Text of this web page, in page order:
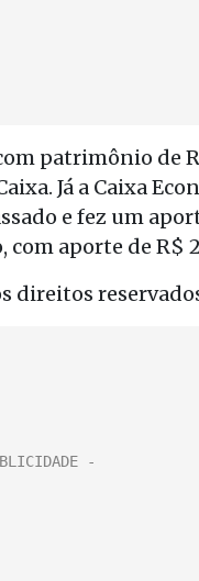
patrimônio de
Já a Caixa
e fez um
com aporte de R$
direitos